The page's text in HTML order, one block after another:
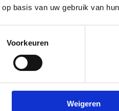
basis van uw gebruik van
Voorkeuren
Weigeren